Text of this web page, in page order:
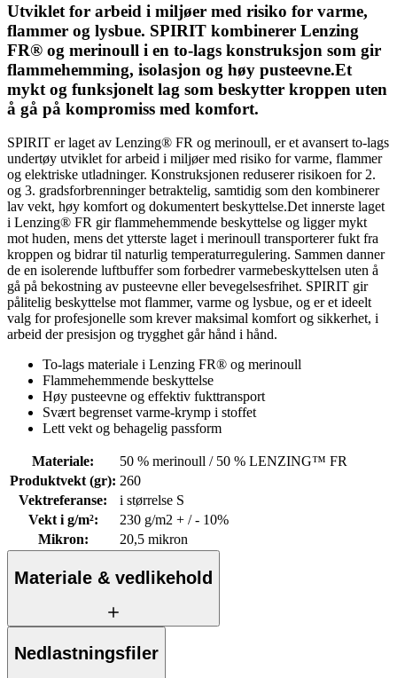
Utviklet for arbeid i miljøer med risiko for varme,
flammer og lysbue. SPIRIT kombinerer Lenzing
FR® og merinoull i en to-lags konstruksjon som gir
flammehemming, isolasjon og høy pusteevne.Et
mykt og funksjonelt lag som beskytter kroppen uten
å gå på kompromiss med komfort.
SPIRIT er laget av Lenzing® FR og merinoull, er et avansert to-lags
undertøy utviklet for arbeid i miljøer med risiko for varme, flammer
og elektriske utladninger. Konstruksjonen reduserer risikoen for 2.
og 3. gradsforbrenninger betraktelig, samtidig som den kombinerer
lav vekt, høy komfort og dokumentert beskyttelse.Det innerste laget
i Lenzing® FR gir flammehemmende beskyttelse og ligger mykt
mot huden, mens det ytterste laget i merinoull transporterer fukt fra
kroppen og bidrar til naturlig temperaturregulering. Sammen danner
de en isolerende luftbuffer som forbedrer varmebeskyttelsen uten å
gå på bekostning av pusteevne eller bevegelsesfrihet. SPIRIT gir
pålitelig beskyttelse mot flammer, varme og lysbue, og er et ideelt
valg for profesjonelle som krever maksimal komfort og sikkerhet, i
arbeid der presisjon og trygghet går hånd i hånd.
To-lags materiale i Lenzing FR® og merinoull
Flammehemmende beskyttelse
Høy pusteevne og effektiv fukttransport
Svært begrenset varme-krymp i stoffet
Lett vekt og behagelig passform
Materiale:
50 % merinoull / 50 % LENZING™ FR
Produktvekt (gr): 260
Vektreferanse:
i størrelse S
Vekt i g/m²:
230 g/m2 + / - 10%
Mikron: 20,5 mikron
Materiale & vedlikehold
Nedlastningsfiler